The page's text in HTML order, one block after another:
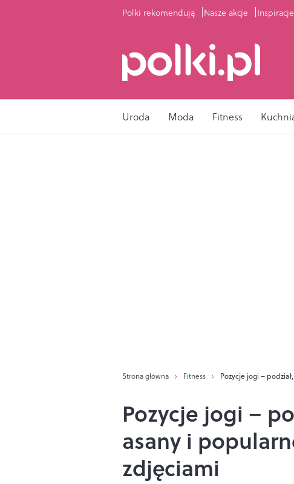
Polki rekomendują Nasze akcje Inspiracje
Uroda Moda Fitness
Strona główna Fitness Pozycje jogi –
Pozycje jogi –
asany i
zdjęciami